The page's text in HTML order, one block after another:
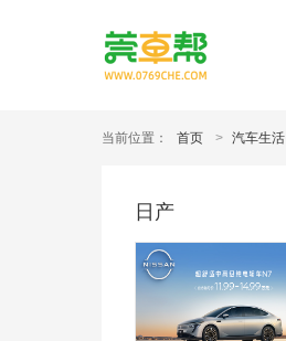
当前位置： 首页 > 汽车生活
日产